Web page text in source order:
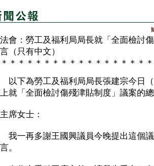
會：勞工及福利局局長就「全面檢討
（只有中文）
＊＊＊＊＊＊＊＊＊＊＊＊＊＊＊＊＊
下為勞工及福利局局長張建宗今日（
就「全面檢討傷殘津貼制度」議案的
席女士：
一再多謝王國興議員今晚提出這個議
。